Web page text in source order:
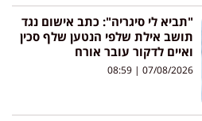
"תביא לי סיגריה": כתב אישום נגד
תושב אילת שלפי הנטען שלף סכין
ואיים לדקור עובר אורח
07/08/2026